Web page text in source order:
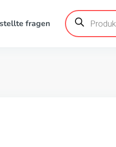
fragen
Products
search